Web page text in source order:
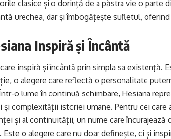
clasice și o dorință de a păstra vie o parte
urechea, dar și îmbogățește sufletul,
Inspiră și Încântă
inspiră și încântă prin simpla sa existență.
o alegere care reflectă o personalitate
o lume în continuă schimbare, Hesiana
complexității istoriei umane. Pentru cei care
și al continuității, un nume care încurajează
o alegere care nu doar definește, ci și